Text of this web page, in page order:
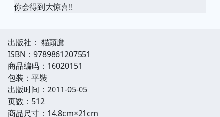
你会得到大惊喜!!
出版社： 貓頭鷹
ISBN：9789861207551
商品编码：16020151
包装：平裝
出版时间：2011-05-05
页数：512
商品尺寸：14.8cm×21cm